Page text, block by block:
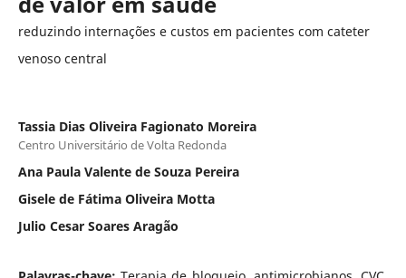
reduzindo internações e custos em pacientes com cateter
venoso central
Tassia Dias Oliveira Fagionato Moreira
Centro Universitário de Volta Redonda
Ana Paula Valente de Souza Pereira
Gisele de Fátima Oliveira Motta
Julio Cesar Soares Aragão